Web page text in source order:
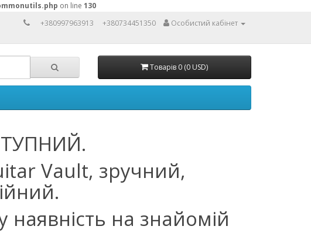
on line 130
+380997963913 +380734451350 Особистий кабінет
Товарів 0 (0 USD)
Vault, зручний,
на знайомій